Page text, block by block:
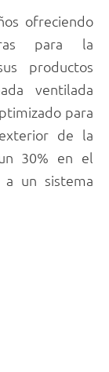
ofreciendo
para la
productos
ventilada
para
de la
30% en el
a un sistema